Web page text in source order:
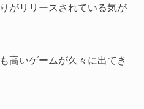
がリリースされている気が
高いゲームが久々に出てき